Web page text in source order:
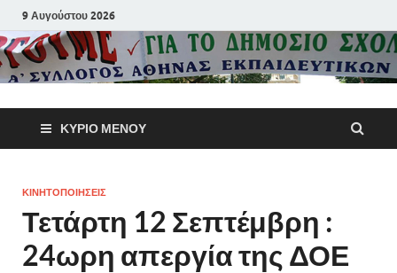
9 Αυγούστου 2026
Α΄
Αθηνών
Π.Ε.
ΚΎΡΙΟ ΜΕΝΟΎ
ΚΙΝΗΤΟΠΟΙΗΣΕΙΣ
Τετάρτη 12 Σεπτέμβρη :
24ωρη απεργία της ΔΟΕ